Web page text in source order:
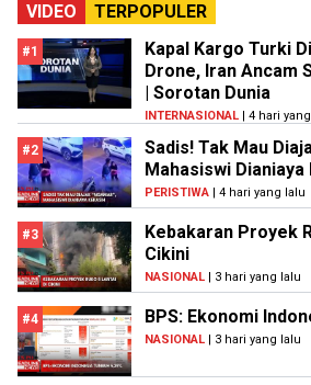
VIDEO TERPOPULER
#1
Kapal Kargo Turki
Drone, Iran Ancam
| Sorotan Dunia
INTERNASIONAL | 4 hari
#2
Sadis! Tak Mau
Mahasiswi Dianiaya
PERISTIWA | 4 hari yang lalu
#3
Kebakaran Proyek
Cikini
NASIONAL | 3 hari yang lalu
#4 BPS: Ekonomi
NASIONAL | 3 hari yang lalu